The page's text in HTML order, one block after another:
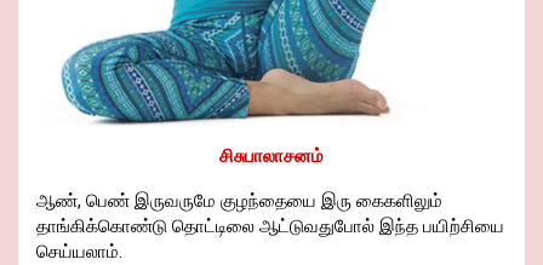
சிசுபாலாசனம்
ஆண், பெண் இருவருமே குழந்தையை இரு கைகளிலும்
தாங்கிக்கொண்டு தொட்டிலை ஆட்டுவதுபோல் இந்த பயிற்சியை
செய்யலாம்.